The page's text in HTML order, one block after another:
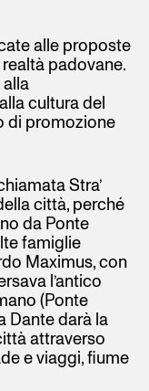
alle proposte
padovane.
alla
cultura del
di promozione
Stra’
città, perché
da Ponte
famiglie
Maximus, con
l’antico
(Ponte
Dante darà la
attraverso
e viaggi, fiume